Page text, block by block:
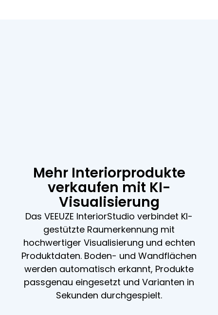
Mehr Interiorprodukte
verkaufen mit KI-
Visualisierung
Das VEEUZE InteriorStudio verbindet KI-
gestützte Raumerkennung mit
hochwertiger Visualisierung und echten
Produktdaten. Boden- und Wandflächen
werden automatisch erkannt, Produkte
passgenau eingesetzt und Varianten in
Sekunden durchgespielt.